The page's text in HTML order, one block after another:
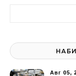
Авг 05,